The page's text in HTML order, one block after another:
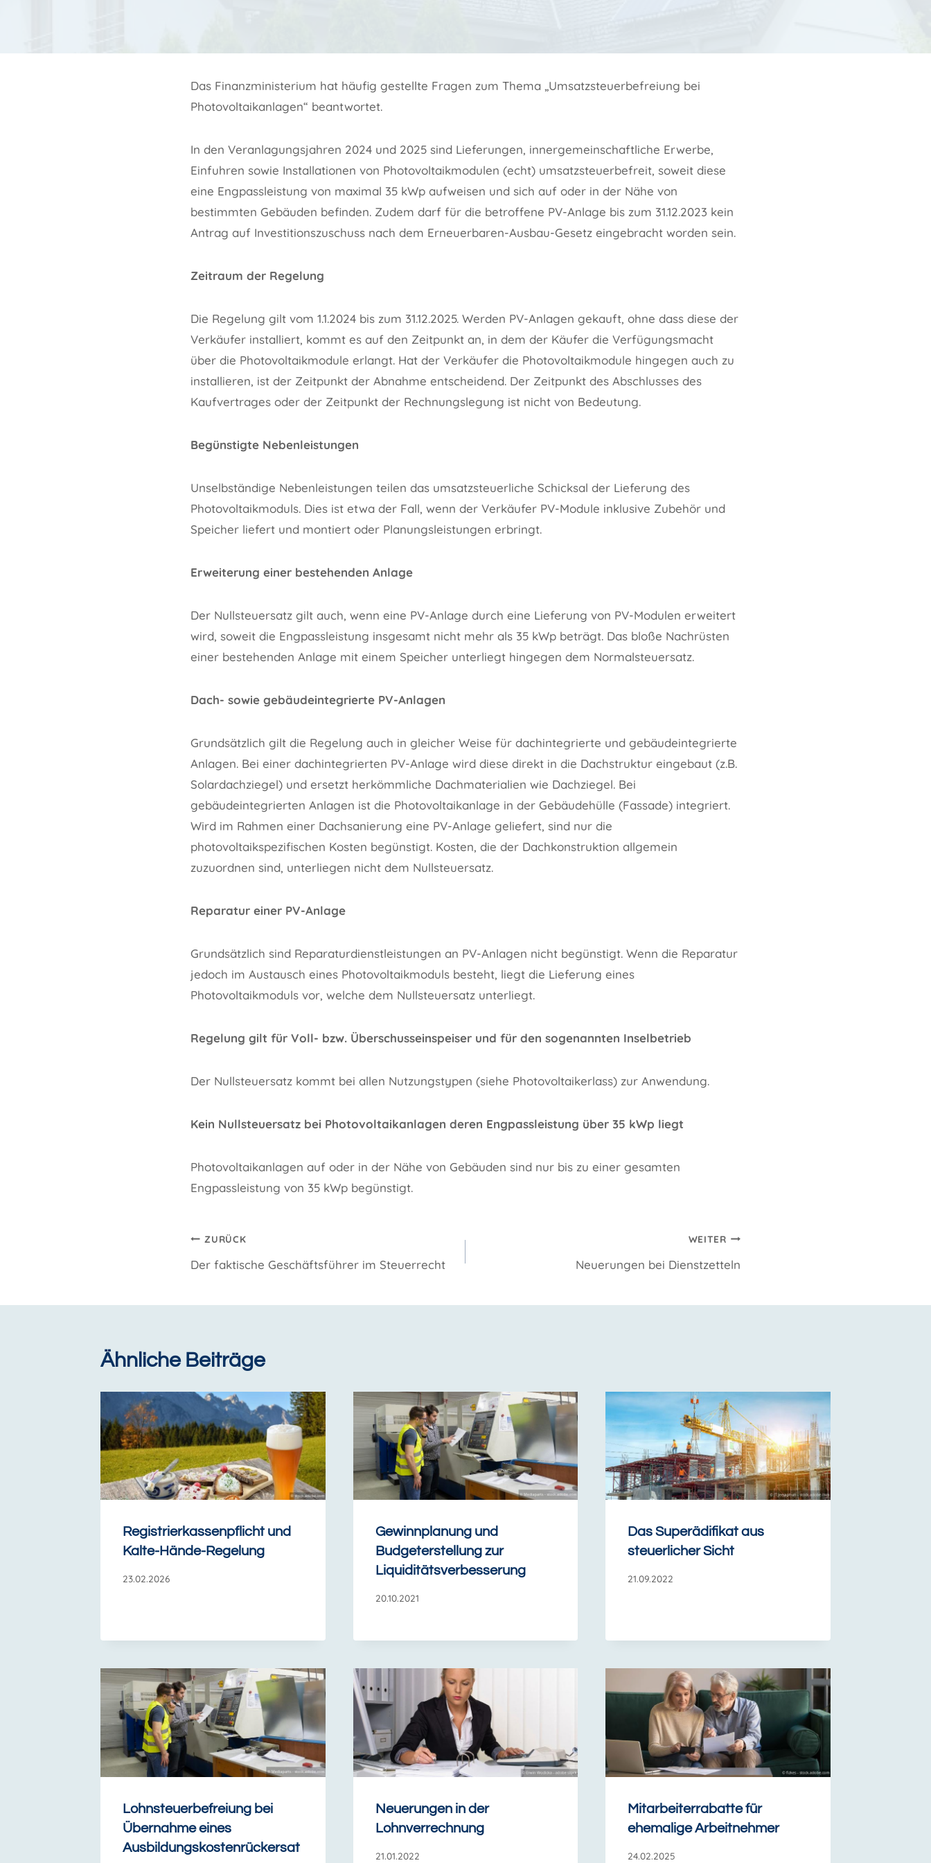
Das Finanzministerium hat häufig gestellte Fragen zum Thema „Umsatzsteuerbefreiung bei
Photovoltaikanlagen“ beantwortet.
In den Veranlagungsjahren 2024 und 2025 sind Lieferungen, innergemeinschaftliche Erwerbe,
Einfuhren sowie Installationen von Photovoltaikmodulen (echt) umsatzsteuerbefreit, soweit diese
eine Engpassleistung von maximal 35 kWp aufweisen und sich auf oder in der Nähe von
bestimmten Gebäuden befinden. Zudem darf für die betroffene PV-Anlage bis zum 31.12.2023 kein
Antrag auf Investitionszuschuss nach dem Erneuerbaren-Ausbau-Gesetz eingebracht worden sein.
Zeitraum der Regelung
Die Regelung gilt vom 1.1.2024 bis zum 31.12.2025. Werden PV-Anlagen gekauft, ohne dass diese der
Verkäufer installiert, kommt es auf den Zeitpunkt an, in dem der Käufer die Verfügungsmacht
über die Photovoltaikmodule erlangt. Hat der Verkäufer die Photovoltaikmodule hingegen auch zu
installieren, ist der Zeitpunkt der Abnahme entscheidend. Der Zeitpunkt des Abschlusses des
Kaufvertrages oder der Zeitpunkt der Rechnungslegung ist nicht von Bedeutung.
Begünstigte Nebenleistungen
Unselbständige Nebenleistungen teilen das umsatzsteuerliche Schicksal der Lieferung des
Photovoltaikmoduls. Dies ist etwa der Fall, wenn der Verkäufer PV-Module inklusive Zubehör und
Speicher liefert und montiert oder Planungsleistungen erbringt.
Erweiterung einer bestehenden Anlage
Der Nullsteuersatz gilt auch, wenn eine PV-Anlage durch eine Lieferung von PV-Modulen erweitert
wird, soweit die Engpassleistung insgesamt nicht mehr als 35 kWp beträgt. Das bloße Nachrüsten
einer bestehenden Anlage mit einem Speicher unterliegt hingegen dem Normalsteuersatz.
Dach- sowie gebäudeintegrierte PV-Anlagen
Grundsätzlich gilt die Regelung auch in gleicher Weise für dachintegrierte und gebäudeintegrierte
Anlagen. Bei einer dachintegrierten PV-Anlage wird diese direkt in die Dachstruktur eingebaut (z.B.
Solardachziegel) und ersetzt herkömmliche Dachmaterialien wie Dachziegel. Bei
gebäudeintegrierten Anlagen ist die Photovoltaikanlage in der Gebäudehülle (Fassade) integriert.
Wird im Rahmen einer Dachsanierung eine PV-Anlage geliefert, sind nur die
photovoltaikspezifischen Kosten begünstigt. Kosten, die der Dachkonstruktion allgemein
zuzuordnen sind, unterliegen nicht dem Nullsteuersatz.
Reparatur einer PV-Anlage
Grundsätzlich sind Reparaturdienstleistungen an PV-Anlagen nicht begünstigt. Wenn die Reparatur
jedoch im Austausch eines Photovoltaikmoduls besteht, liegt die Lieferung eines
Photovoltaikmoduls vor, welche dem Nullsteuersatz unterliegt.
Regelung gilt für Voll- bzw. Überschusseinspeiser und für den sogenannten Inselbetrieb
Der Nullsteuersatz kommt bei allen Nutzungstypen (siehe Photovoltaikerlass) zur Anwendung.
Kein Nullsteuersatz bei Photovoltaikanlagen deren Engpassleistung über 35 kWp liegt
Photovoltaikanlagen auf oder in der Nähe von Gebäuden sind nur bis zu einer gesamten
Engpassleistung von 35 kWp begünstigt.
Beitragsnavigation
ZURÜCK
Der faktische Geschäftsführer im Steuerrecht
WEITER
Neuerungen bei Dienstzetteln
Ähnliche Beiträge
Registrierkassenpflicht und
Kalte-Hände-Regelung
23.02.2026
Gewinnplanung und
Budgeterstellung zur
Liquiditätsverbesserung
20.10.2021
Das Superädifikat aus
steuerlicher Sicht
21.09.2022
Lohnsteuerbefreiung bei
Übernahme eines
Ausbildungskostenrückersat
Neuerungen in der
Lohnverrechnung
21.01.2022
Mitarbeiterrabatte für
ehemalige Arbeitnehmer
24.02.2025